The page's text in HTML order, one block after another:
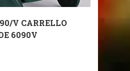
V CARRELLO
6090V